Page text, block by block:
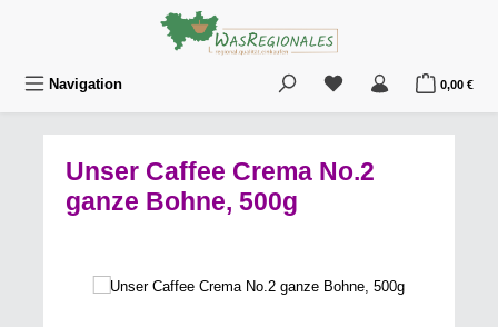
Zum Hauptinhalt springen
Navigation Du hast 0 Produkte
0,00 €
Unser Caffee Crema No.2
ganze Bohne, 500g
Bildergalerie überspringen